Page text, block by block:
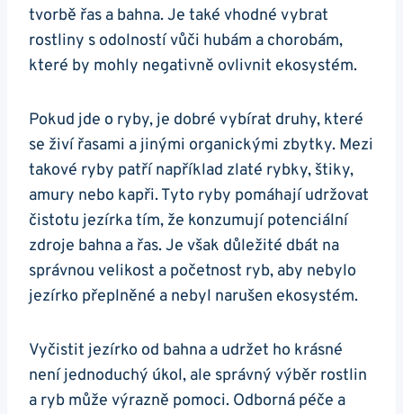
tvorbě řas‌ a bahna. Je ‍také vhodné vybrat⁤
rostliny s odolností ⁣vůči⁣ hubám a chorobám,
⁣které by mohly negativně ovlivnit ekosystém.
Pokud ⁣jde⁣ o ryby, je dobré ⁤vybírat druhy, které
se⁢ živí řasami a ‌jinými organickými zbytky. Mezi⁢
takové ‍ryby ​patří například zlaté ‍rybky, štiky,⁣
amury nebo kapři. Tyto ryby pomáhají udržovat
čistotu jezírka⁣ tím, ‌že ‌konzumují ​potenciální
zdroje bahna a řas. Je⁤ však ⁢důležité dbát na
správnou velikost ‍a‍ početnost ryb, aby nebylo‌
jezírko přeplněné​ a nebyl narušen ekosystém.
Vyčistit ⁤jezírko od bahna a udržet ho krásné
není‍ jednoduchý úkol,‌ ale správný výběr rostlin
a ‌ryb může ‌výrazně pomoci. Odborná péče a